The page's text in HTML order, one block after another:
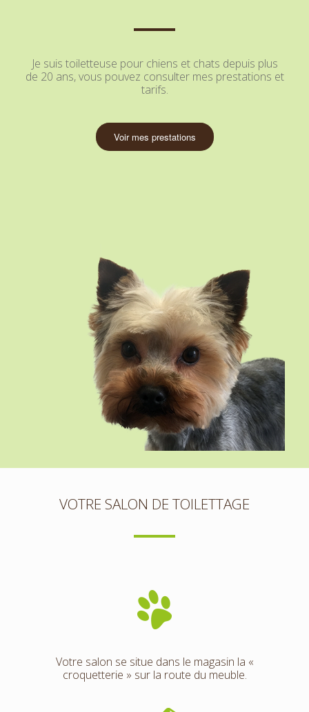
Je suis toiletteuse pour chiens et chats depuis plus
de 20 ans, vous pouvez consulter mes prestations et
tarifs.
Voir mes prestations
VOTRE SALON DE TOILETTAGE
Votre salon se situe dans le magasin la «
croquetterie » sur la route du meuble.